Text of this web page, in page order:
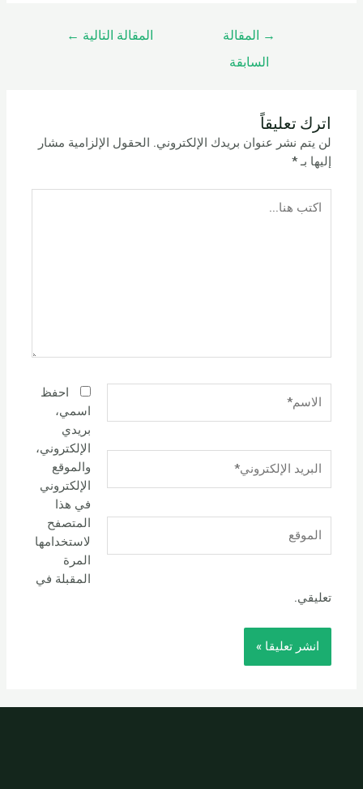
→
المقالة
السابقة
المقالة التالية ←
اترك تعليقاً
لن يتم نشر عنوان بريدك الإلكتروني. الحقول الإلزامية مشار
إليها بـ*
هنا...
الإلكتروني*
احفظ
اسمي،
بريدي
الإلكتروني،
والموقع
الإلكتروني
في هذا
المتصفح
لاستخدامها
المرة
المقبلة في
تعليقي.